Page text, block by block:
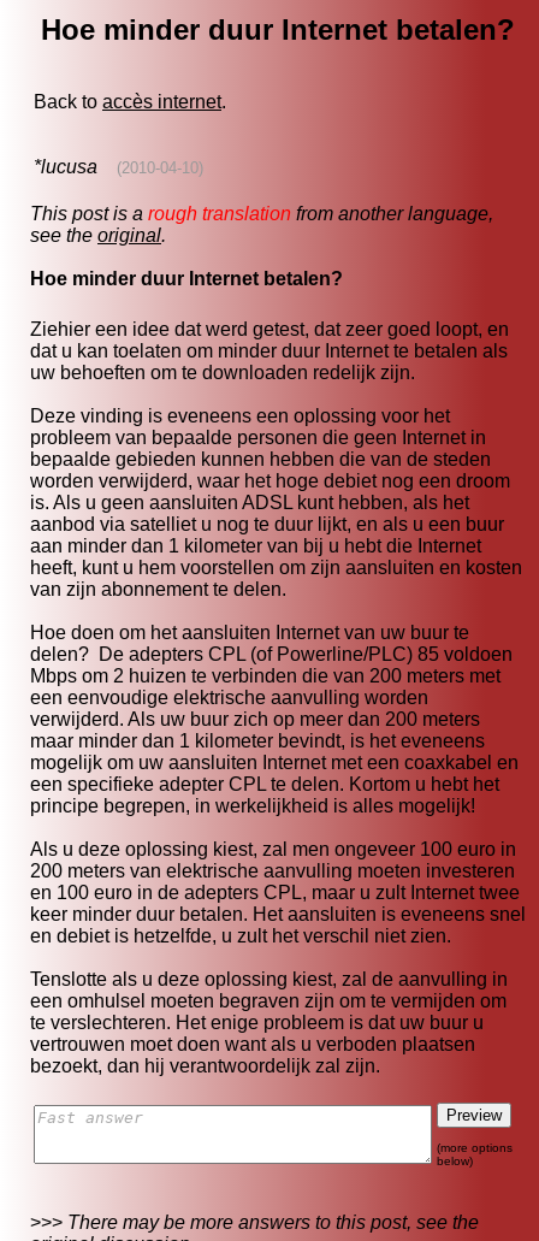
Hoe minder duur Internet betalen?
Back to accès internet.
*lucusa (2010-04-10)
This post is a rough translation from another language,
see the original.
Hoe minder duur Internet betalen?
Ziehier een idee dat werd getest, dat zeer goed loopt, en
dat u kan toelaten om minder duur Internet te betalen als
uw behoeften om te downloaden redelijk zijn.
Deze vinding is eveneens een oplossing voor het
probleem van bepaalde personen die geen Internet in
bepaalde gebieden kunnen hebben die van de steden
worden verwijderd, waar het hoge debiet nog een droom
is. Als u geen aansluiten ADSL kunt hebben, als het
aanbod via satelliet u nog te duur lijkt, en als u een buur
aan minder dan 1 kilometer van bij u hebt die Internet
heeft, kunt u hem voorstellen om zijn aansluiten en kosten
van zijn abonnement te delen.
Hoe doen om het aansluiten Internet van uw buur te
delen? De adepters CPL (of Powerline/PLC) 85 voldoen
Mbps om 2 huizen te verbinden die van 200 meters met
een eenvoudige elektrische aanvulling worden
verwijderd. Als uw buur zich op meer dan 200 meters
maar minder dan 1 kilometer bevindt, is het eveneens
mogelijk om uw aansluiten Internet met een coaxkabel en
een specifieke adepter CPL te delen. Kortom u hebt het
principe begrepen, in werkelijkheid is alles mogelijk!
Als u deze oplossing kiest, zal men ongeveer 100 euro in
200 meters van elektrische aanvulling moeten investeren
en 100 euro in de adepters CPL, maar u zult Internet twee
keer minder duur betalen. Het aansluiten is eveneens snel
en debiet is hetzelfde, u zult het verschil niet zien.
Tenslotte als u deze oplossing kiest, zal de aanvulling in
een omhulsel moeten begraven zijn om te vermijden om
te verslechteren. Het enige probleem is dat uw buur u
vertrouwen moet doen want als u verboden plaatsen
bezoekt, dan hij verantwoordelijk zal zijn.
(more options
below)
>>> There may be more answers to this post, see the